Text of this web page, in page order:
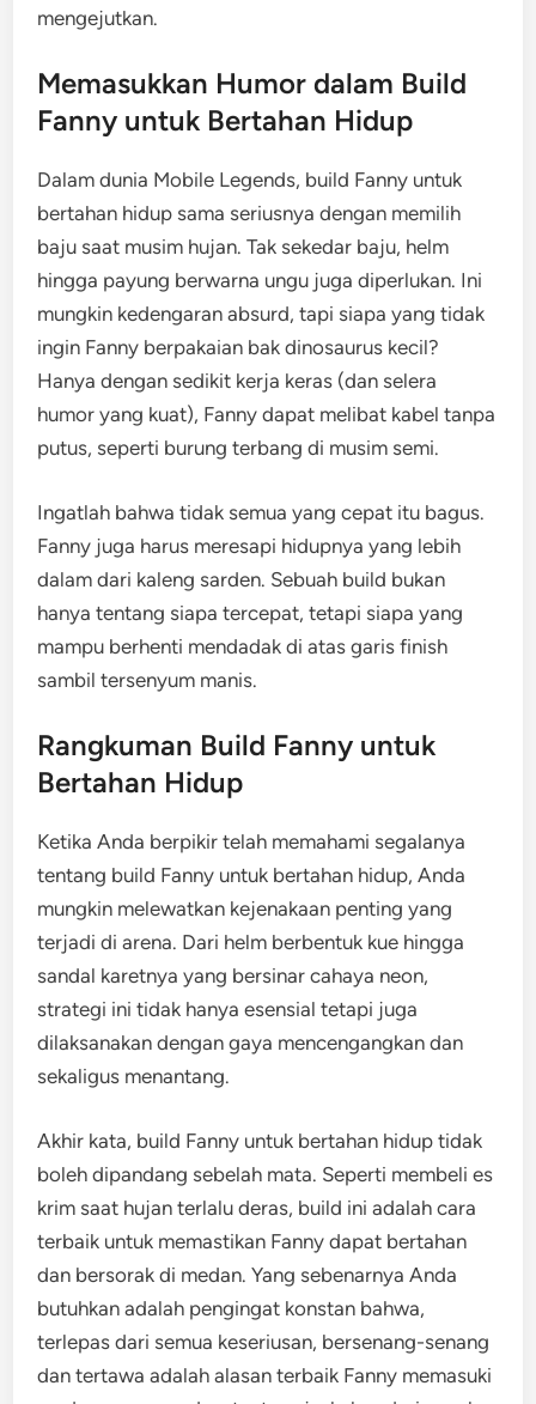
mengejutkan.
Memasukkan Humor dalam Build
Fanny untuk Bertahan Hidup
Dalam dunia Mobile Legends, build Fanny untuk
bertahan hidup sama seriusnya dengan memilih
baju saat musim hujan. Tak sekedar baju, helm
hingga payung berwarna ungu juga diperlukan. Ini
mungkin kedengaran absurd, tapi siapa yang tidak
ingin Fanny berpakaian bak dinosaurus kecil?
Hanya dengan sedikit kerja keras (dan selera
humor yang kuat), Fanny dapat melibat kabel tanpa
putus, seperti burung terbang di musim semi.
Ingatlah bahwa tidak semua yang cepat itu bagus.
Fanny juga harus meresapi hidupnya yang lebih
dalam dari kaleng sarden. Sebuah build bukan
hanya tentang siapa tercepat, tetapi siapa yang
mampu berhenti mendadak di atas garis finish
sambil tersenyum manis.
Rangkuman Build Fanny untuk
Bertahan Hidup
Ketika Anda berpikir telah memahami segalanya
tentang build Fanny untuk bertahan hidup, Anda
mungkin melewatkan kejenakaan penting yang
terjadi di arena. Dari helm berbentuk kue hingga
sandal karetnya yang bersinar cahaya neon,
strategi ini tidak hanya esensial tetapi juga
dilaksanakan dengan gaya mencengangkan dan
sekaligus menantang.
Akhir kata, build Fanny untuk bertahan hidup tidak
boleh dipandang sebelah mata. Seperti membeli es
krim saat hujan terlalu deras, build ini adalah cara
terbaik untuk memastikan Fanny dapat bertahan
dan bersorak di medan. Yang sebenarnya Anda
butuhkan adalah pengingat konstan bahwa,
terlepas dari semua keseriusan, bersenang-senang
dan tertawa adalah alasan terbaik Fanny memasuki